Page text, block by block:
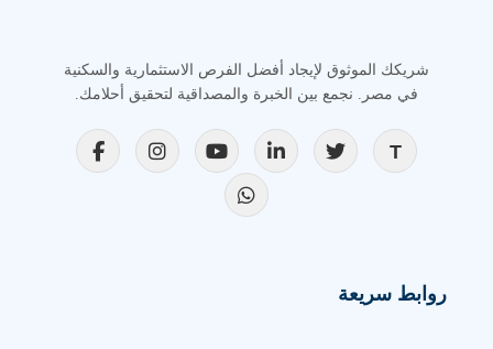
شريكك الموثوق لإيجاد أفضل الفرص الاستثمارية والسكنية
في مصر. نجمع بين الخبرة والمصداقية لتحقيق أحلامك.
روابط سريعة